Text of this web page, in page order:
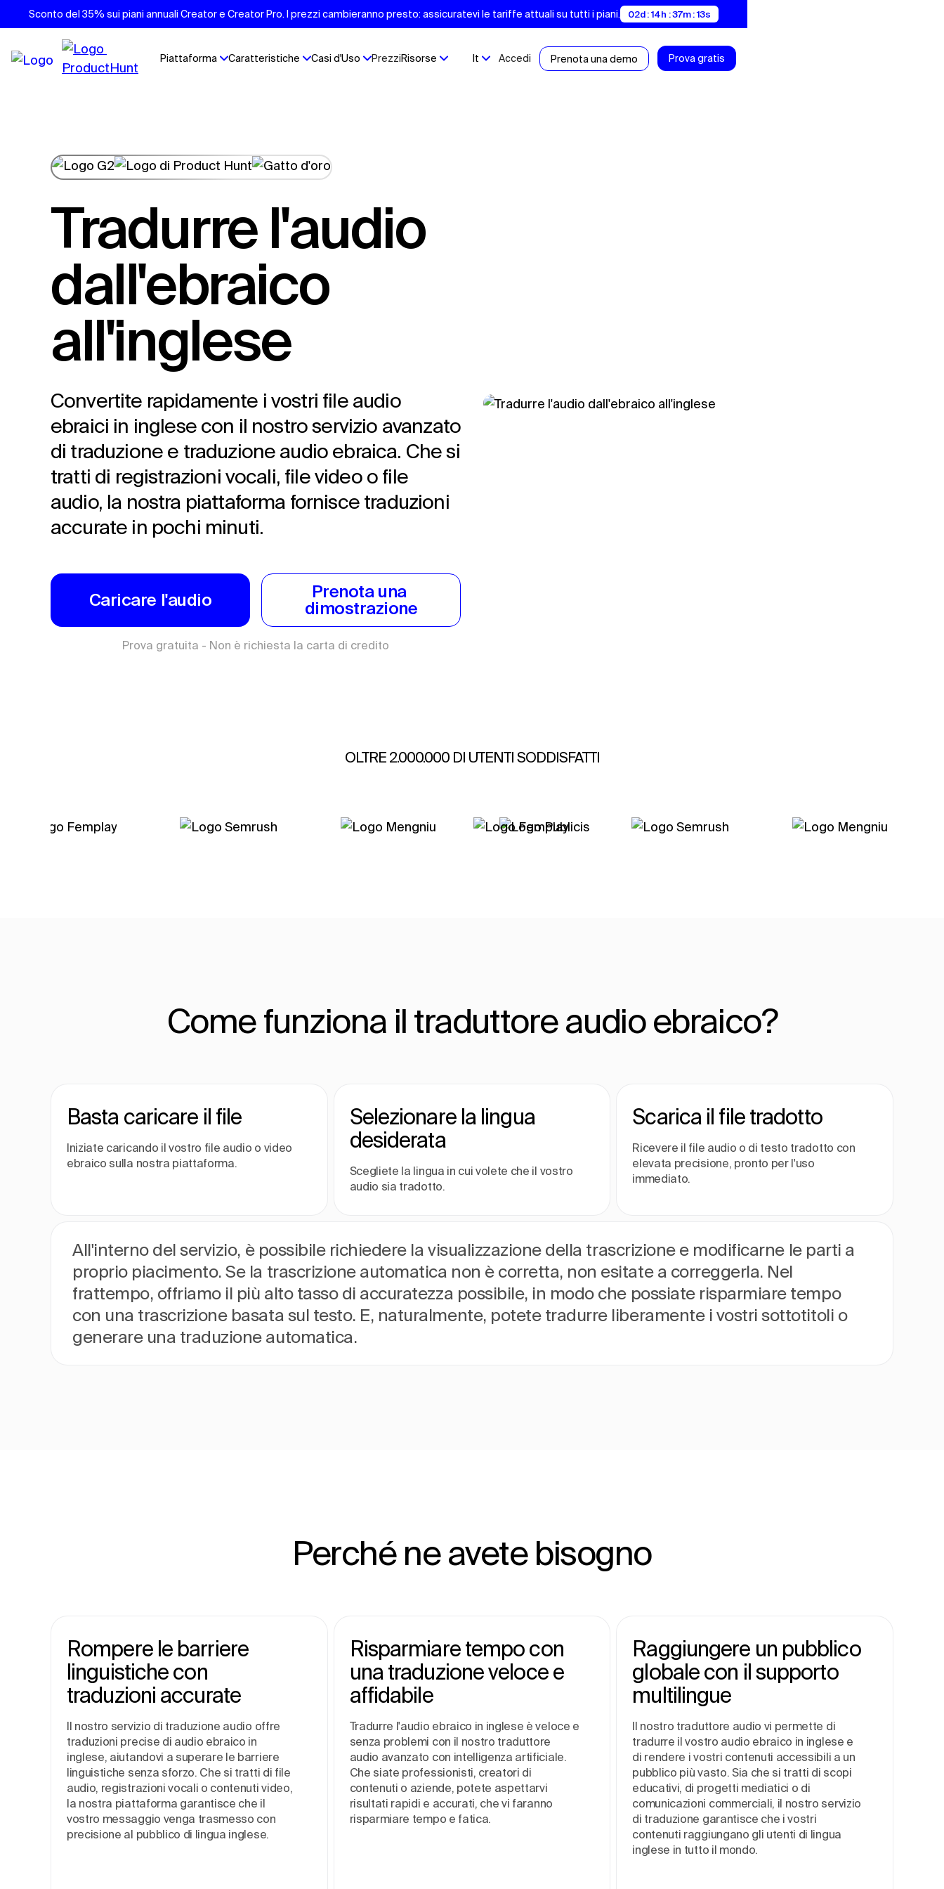
Sconto del 35% sui piani annuali Creator e Creator Pro. I prezzi cambieranno presto: assicuratevi le tariffe attuali su tutti i piani. 02d : 14h : 37m : 12s
Piattaforma Caratteristiche Casi d'Uso PrezziRisorse It Accedi Prenota una demo Prova gratis
Tradurre l'audio
dall'ebraico
all'inglese
Convertite rapidamente i vostri file audio
ebraici in inglese con il nostro servizio avanzato
di traduzione e traduzione audio ebraica. Che si
tratti di registrazioni vocali, file video o file
audio, la nostra piattaforma fornisce traduzioni
accurate in pochi minuti.
Caricare l'audio
Prenota una
dimostrazione
Prova gratuita - Non è richiesta la carta di credito
OLTRE 2.000.000 DI UTENTI SODDISFATTI
Come funziona il traduttore audio ebraico?
Basta caricare il file
Iniziate caricando il vostro file audio o video
ebraico sulla nostra piattaforma.
Selezionare la lingua
desiderata
Scegliete la lingua in cui volete che il vostro
audio sia tradotto.
Scarica il file tradotto
Ricevere il file audio o di testo tradotto con
elevata precisione, pronto per l'uso
immediato.
All'interno del servizio, è possibile richiedere la visualizzazione della trascrizione e modificarne le parti a
proprio piacimento. Se la trascrizione automatica non è corretta, non esitate a correggerla. Nel
frattempo, offriamo il più alto tasso di accuratezza possibile, in modo che possiate risparmiare tempo
con una trascrizione basata sul testo. E, naturalmente, potete tradurre liberamente i vostri sottotitoli o
generare una traduzione automatica.
Perché ne avete bisogno
Rompere le barriere
linguistiche con
traduzioni accurate
Il nostro servizio di traduzione audio offre
traduzioni precise di audio ebraico in
inglese, aiutandovi a superare le barriere
linguistiche senza sforzo. Che si tratti di file
audio, registrazioni vocali o contenuti video,
la nostra piattaforma garantisce che il
vostro messaggio venga trasmesso con
precisione al pubblico di lingua inglese.
Risparmiare tempo con
una traduzione veloce e
affidabile
Tradurre l'audio ebraico in inglese è veloce e
senza problemi con il nostro traduttore
audio avanzato con intelligenza artificiale.
Che siate professionisti, creatori di
contenuti o aziende, potete aspettarvi
risultati rapidi e accurati, che vi faranno
risparmiare tempo e fatica.
Raggiungere un pubblico
globale con il supporto
multilingue
Il nostro traduttore audio vi permette di
tradurre il vostro audio ebraico in inglese e
di rendere i vostri contenuti accessibili a un
pubblico più vasto. Sia che si tratti di scopi
educativi, di progetti mediatici o di
comunicazioni commerciali, il nostro servizio
di traduzione garantisce che i vostri
contenuti raggiungano gli utenti di lingua
inglese in tutto il mondo.